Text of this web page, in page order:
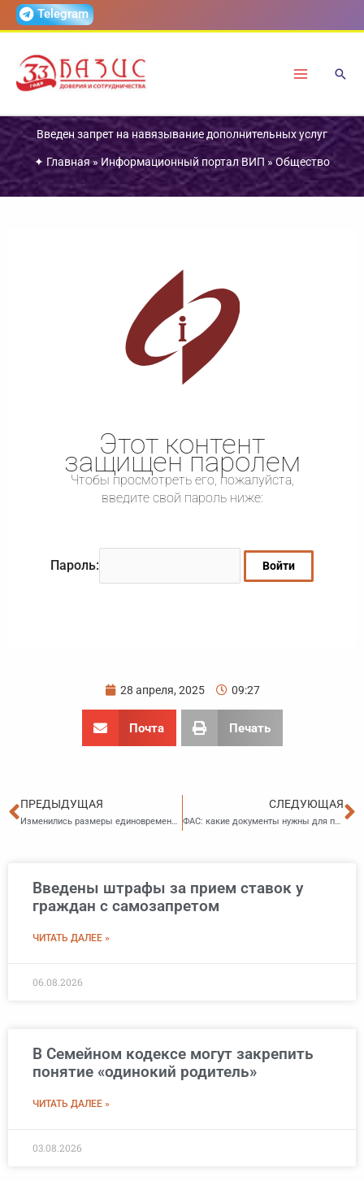
ПерейтиTelegram
Введен запрет на навязывание дополнительных услуг
✦ Главная» Информационный портал ВИП»Общество
Этот контент
защищен паролем
Чтобы просмотреть его, пожалуйста,
введите свой пароль ниже:
Пароль:
28 апреля, 2025 09:27
Почта Печать
Пред
ПРЕДЫДУЩАЯ
Изменились размеры единовременной помощи от государства при регистрации в качестве ИП, юрлица и фермерского хозяйства
СЛЕДУЮЩАЯ
ФАС: какие документы нужны для подтверждения электроотопления дома для применения дифференцированных тарифов на электричество
Введены штрафы за прием ставок у
граждан с самозапретом
ЧИТАТЬ ДАЛЕЕ »
06.08.2026
В Семейном кодексе могут закрепить
понятие «одинокий родитель»
ЧИТАТЬ ДАЛЕЕ »
03.08.2026